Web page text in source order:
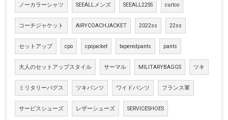
ノーカラーシャツ SEEALLメンズ SEEALL22SS curlco
コーチジャケット AIRYCOACHJACKET 2022ss 22ss
セットアップ cpo cpojacket taperedpants pants
大人のセットアップスタイル サーマル MILITARYBAGGS ツキ
ミリタリーバグス ツキパンツ ワイドパンツ フランス軍
サービスシューズ レザーシューズ SERVICESHOES